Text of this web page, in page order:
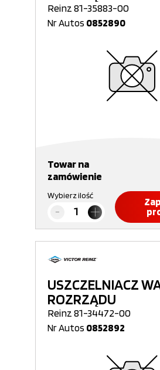
Reinz 81-35883-00
Nr Autos 0852890
Towar na
zamówienie
Wybierz ilość
USZCZELNIACZ
ROZRZĄDU
Reinz 81-34472-00
Nr Autos 0852892